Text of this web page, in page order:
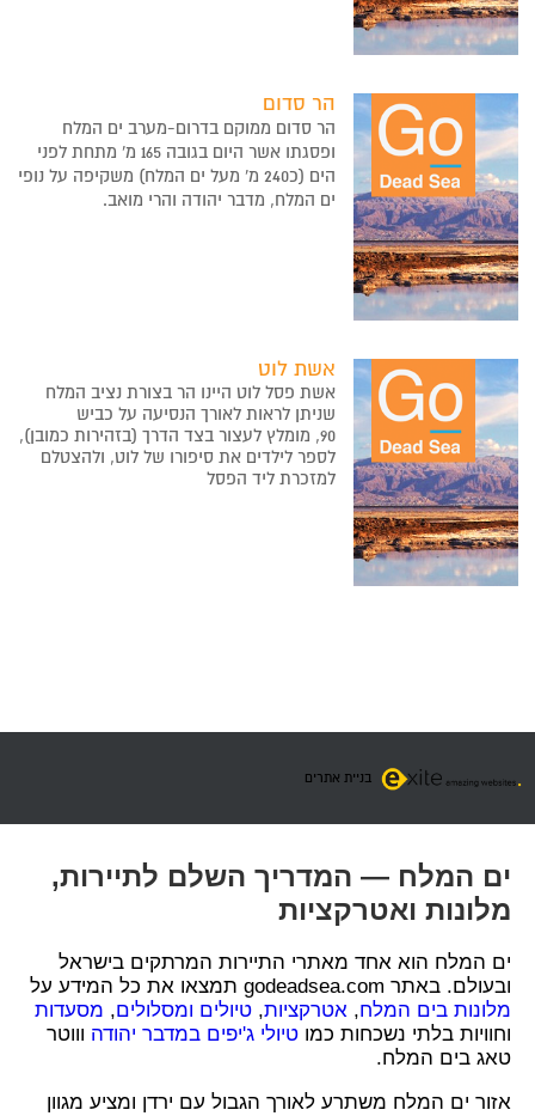
הר סדום
הר סדום ממוקם בדרום-מערב ים המלח
ופסגתו אשר היום בגובה 165 מ' מתחת לפני
הים (כ240 מ' מעל ים המלח) משקיפה על נופי
ים המלח, מדבר יהודה והרי מואב.
אשת לוט
אשת פסל לוט היינו הר בצורת נציב המלח
שניתן לראות לאורך הנסיעה על כביש
90, מומלץ לעצור בצד הדרך (בזהירות כמובן),
לספר לילדים את סיפורו של לוט, ולהצטלם
למזכרת ליד הפסל
בניית אתרים
ים המלח — המדריך השלם לתיירות,
מלונות ואטרקציות
ים המלח הוא אחד מאתרי התיירות המרתקים בישראל
ובעולם. באתר godeadsea.com תמצאו את כל המידע על
מלונות בים המלח, אטרקציות, טיולים ומסלולים, מסעדות
וחוויות בלתי נשכחות כמו טיולי ג'יפים במדבר יהודה וווטר
טאג בים המלח.
אזור ים המלח משתרע לאורך הגבול עם ירדן ומציע מגוון